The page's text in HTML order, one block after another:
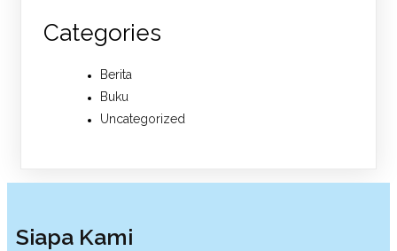
Categories
Berita
Buku
Uncategorized
Siapa Kami